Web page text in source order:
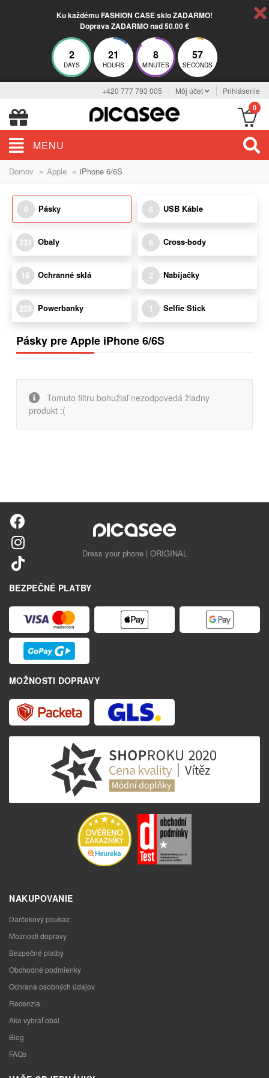
Ku každému FASHION CASE sklo ZADARMO!
Doprava ZADARMO nad 50.00 €
2
DAYS
21
HOURS
8
MINUTES
57
SECONDS
+420 777 793 005 Môj účet Prihlásenie
0
MENU
Domov » Apple » iPhone 6/6S
0 Pásky 6 USB Káble
231 Obaly 6 Cross-body
16 Ochranné sklá 2 Nabíjačky
229 Powerbanky 1 Selfie Stick
Pásky pre Apple iPhone 6/6S
Tomuto filtru bohužiaľ nezodpovedá žiadny
produkt :(
Dress your phone | ORIGINAL
BEZPEČNÉ PLATBY
MOŽNOSTI DOPRAVY
NAKUPOVANIE
Darčekový poukaz
Možnosti dopravy
Bezpečné platby
Obchodné podmienky
Ochrana osobných údajov
Recenzia
Ako vybrať obal
Blog
FAQs